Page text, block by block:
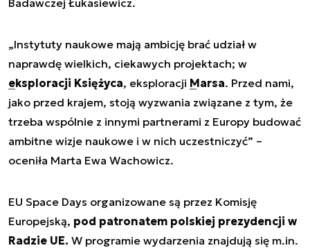
„Instytuty naukowe mają ambicję brać udział w
naprawdę wielkich, ciekawych projektach; w
eksploracji Księżyca, eksploracji Marsa. Przed nami,
jako przed krajem, stoją wyzwania związane z tym, że
trzeba wspólnie z innymi partnerami z Europy budować
ambitne wizje naukowe i w nich uczestniczyć” –
oceniła Marta Ewa Wachowicz.
EU Space Days organizowane są przez Komisję
Europejską, pod patronatem polskiej prezydencji w
Radzie UE. W programie wydarzenia znajdują się m.in.